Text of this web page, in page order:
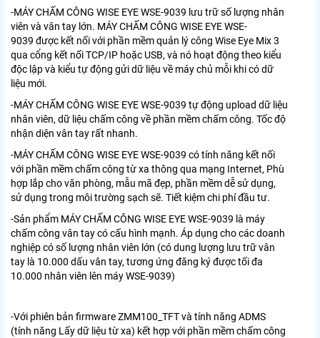
-MÁY CHẤM CÔNG WISE EYE WSE-9039 lưu trữ số lượng nhân
viên và vân tay lớn. MÁY CHẤM CÔNG WISE EYE WSE-
9039 được kết nối với phần mềm quản lý công Wise Eye Mix 3
qua cổng kết nối TCP/IP hoặc USB, và nó hoạt động theo kiểu
độc lập và kiểu tự động gửi dữ liệu về máy chủ mỗi khi có dữ
liệu mới.
-MÁY CHẤM CÔNG WISE EYE WSE-9039 tự động upload dữ liệu
nhân viên, dữ liệu chấm công về phần mềm chấm công. Tốc độ
nhận diện vân tay rất nhanh.
-MÁY CHẤM CÔNG WISE EYE WSE-9039 có tính năng kết nối
với phần mềm chấm công từ xa thông qua mạng Internet, Phù
hợp lắp cho văn phòng, mẫu mã đẹp, phần mềm dễ sử dụng,
sử dụng trong môi trường sạch sẽ. Tiết kiệm chi phí đầu tư.
-Sản phẩm MÁY CHẤM CÔNG WISE EYE WSE-9039 là máy
chấm công vân tay có cấu hình mạnh. Áp dụng cho các doanh
nghiệp có số lượng nhân viên lớn (có dung lượng lưu trữ vân
tay là 10.000 dấu vân tay, tương ứng đăng ký được tối đa
10.000 nhân viên lên máy WSE-9039)
-Với phiên bản firmware ZMM100_TFT và tính năng ADMS
(tính năng Lấy dữ liệu từ xa) kết hợp với phần mềm chấm công